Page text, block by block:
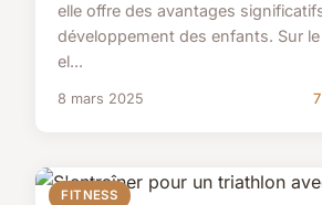
elle offre des avantages
développement des enfants. Sur
el...
8 mars 2025
FITNESS